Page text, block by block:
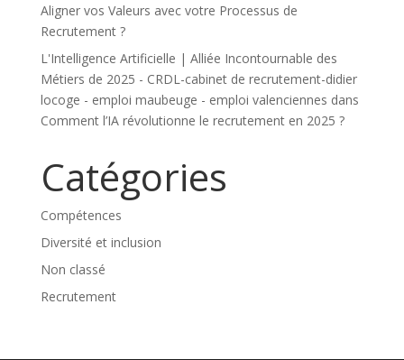
Aligner vos Valeurs avec votre Processus de
Recrutement ?
L'Intelligence Artificielle | Alliée Incontournable des
Métiers de 2025 - CRDL-cabinet de recrutement-didier
locoge - emploi maubeuge - emploi valenciennes dans
Comment l’IA révolutionne le recrutement en 2025 ?
Catégories
Compétences
Diversité et inclusion
Non classé
Recrutement